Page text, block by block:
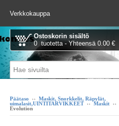
Verkkokauppa
Ostoskorin sisältö
0 tuotetta - Yhteensä 0.00 €
Päätaso ›› Maskit, Snorkkelit, Räpylät,
uimalasit,UINTITARVIKKEET››Maskit ››
Evolution